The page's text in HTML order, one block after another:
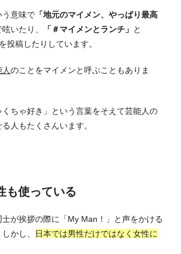
う意味で 「地元のマイメン、やっぱり最高
いたり、 「＃マイメンとランチ」 と
投稿したりしています。
のことをマイメンと呼ぶこともありま
くちゃ好き」という言葉をそえて芸能人の
人もたくさんいます。
も使っている
が挨拶の際に「My Man！」と声をかける
しかし、
日本では男性だけではなく女性に